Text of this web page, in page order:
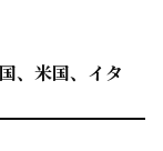
、米国、イタ